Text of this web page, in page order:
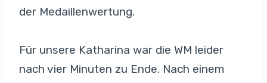
der Medaillenwertung.
Für unsere Katharina war die WM leider
nach vier Minuten zu Ende. Nach einem